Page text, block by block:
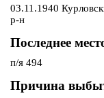
03.11.1940
р-н
Последнее
п/я 494
Причина